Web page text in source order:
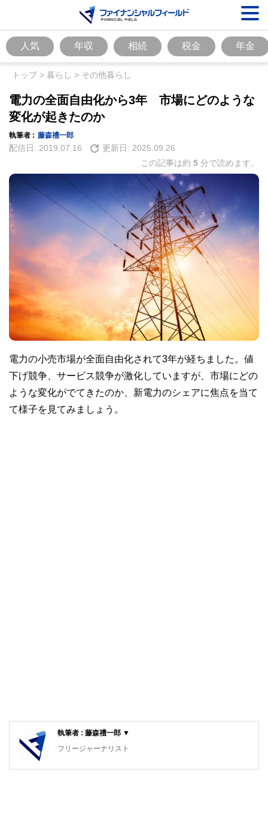
人気 年収 相続 税金 年金
トップ> 暮らし > その他暮らし
電力の全面自由化から3年 市場にどのような
変化が起きたのか
執筆者 : 藤森禮一郎
配信日: 2019.07.16 更新日: 2025.09.26
この記事は約 5 分で読めます。
電力の小売市場が全面自由化されて3年が経ちました。値
下げ競争、サービス競争が激化していますが、市場にどの
ような変化がでてきたのか、新電力のシェアに焦点を当て
て様子を見てみましょう。
執筆者 : 藤森禮一郎 ▼
フリージャーナリスト
中央大学法学部卒。電気新聞入社、電力・原子力・電力自由